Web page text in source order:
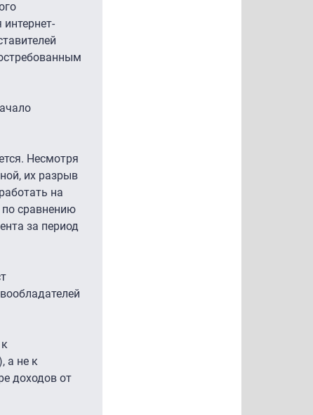
Несмотря
их разрыв
на
по сравнению
за период
а не к
доходов от